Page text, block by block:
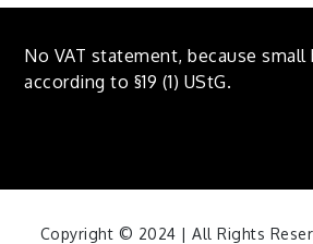
No VAT statement, because small
according to §19 (1) UStG.
Copyright © 2024 | All Rights